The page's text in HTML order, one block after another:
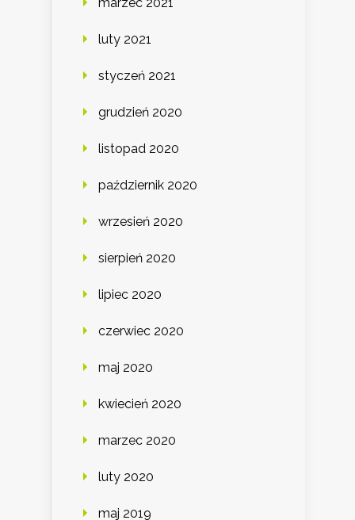
luty 2021
styczeń 2021
grudzień 2020
listopad 2020
październik 2020
wrzesień 2020
sierpień 2020
lipiec 2020
czerwiec 2020
maj 2020
kwiecień 2020
marzec 2020
luty 2020
maj 2019